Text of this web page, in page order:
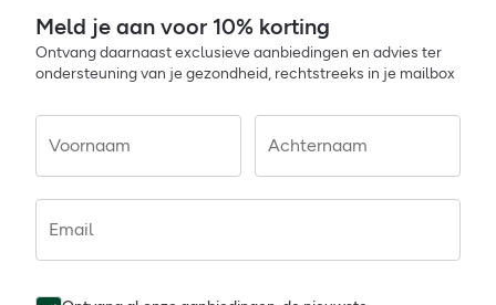
Meld je aan voor 10% korting
Ontvang daarnaast exclusieve aanbiedingen en advies ter
ondersteuning van je gezondheid, rechtstreeks in je mailbox
Voornaam Achternaam
Email